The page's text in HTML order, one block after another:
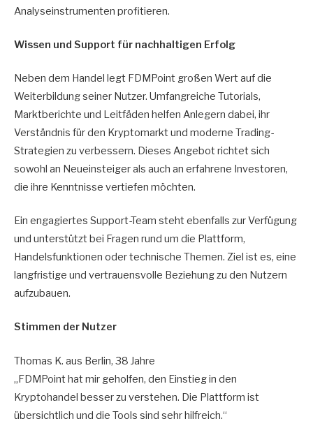
Analyseinstrumenten profitieren.
Wissen und Support für nachhaltigen Erfolg
Neben dem Handel legt FDMPoint großen Wert auf die
Weiterbildung seiner Nutzer. Umfangreiche Tutorials,
Marktberichte und Leitfäden helfen Anlegern dabei, ihr
Verständnis für den Kryptomarkt und moderne Trading-
Strategien zu verbessern. Dieses Angebot richtet sich
sowohl an Neueinsteiger als auch an erfahrene Investoren,
die ihre Kenntnisse vertiefen möchten.
Ein engagiertes Support-Team steht ebenfalls zur Verfügung
und unterstützt bei Fragen rund um die Plattform,
Handelsfunktionen oder technische Themen. Ziel ist es, eine
langfristige und vertrauensvolle Beziehung zu den Nutzern
aufzubauen.
Stimmen der Nutzer
Thomas K. aus Berlin, 38 Jahre
„FDMPoint hat mir geholfen, den Einstieg in den
Kryptohandel besser zu verstehen. Die Plattform ist
übersichtlich und die Tools sind sehr hilfreich.“